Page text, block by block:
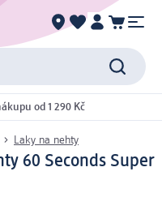
od 1 290 Kč
Laky na nehty
60 Seconds Super